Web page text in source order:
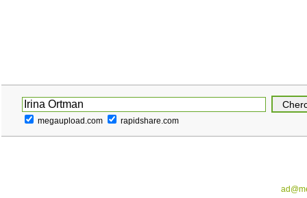
megaupload.com rapidshare.com